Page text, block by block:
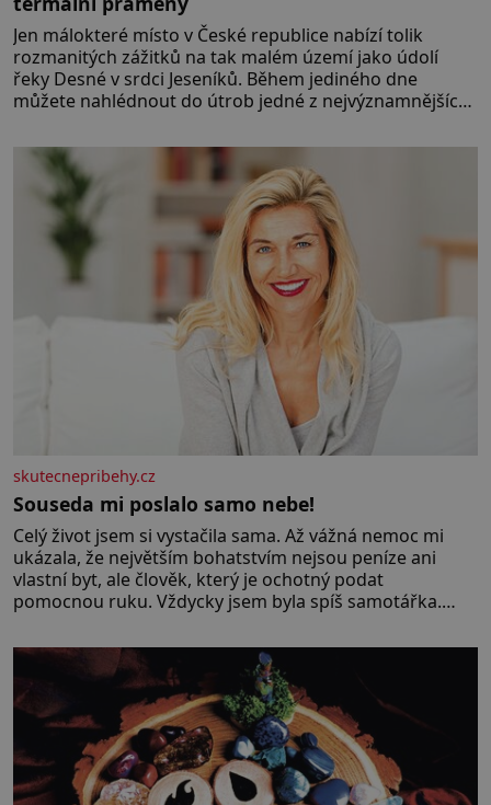
Jen málokteré místo v České republice nabízí tolik
rozmanitých zážitků na tak malém území jako údolí
řeky Desné v srdci Jeseníků. Během jediného dne
můžete nahlédnout do útrob jedné z nejvýznamnějších
hřebeny, projet se na koloběžce a den zakončit
poznáváním památek ve Velkých Losinách nebo v
termálním
skutecnepribehy.cz
Souseda mi poslalo samo nebe!
Celý život jsem si vystačila sama. Až vážná nemoc mi
ukázala, že největším bohatstvím nejsou peníze ani
vlastní byt, ale člověk, který je ochotný podat
pomocnou ruku. Vždycky jsem byla spíš samotářka.
partnera. Stačily mi knihy, práce a hlavně klid. Hned po
studiích jsem odešla z rodného města,